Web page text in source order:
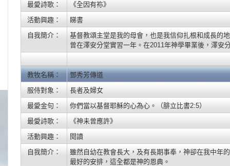
最愛詩歌：
《全因有袮》
活動興趣：
睇書
自我簡介：
基督教頌主堂是我的母會，也是我信仰扎根和成長的
曾在澤安分堂實習一年。在2011年神學畢業後，澤安
教牧名稱：
鄧秀芳傳道
服侍對象：
長者及婦女
最愛金句：
你們當以基督耶穌的心為心。（腓立比書2:5）
最愛詩歌：
《神未曾應許》
活動興趣：
閱讀
自我簡介：
雖然自幼在教會長大，及有長期事奉，神卻在我中年
最好的安排，這全都是神的恩典。